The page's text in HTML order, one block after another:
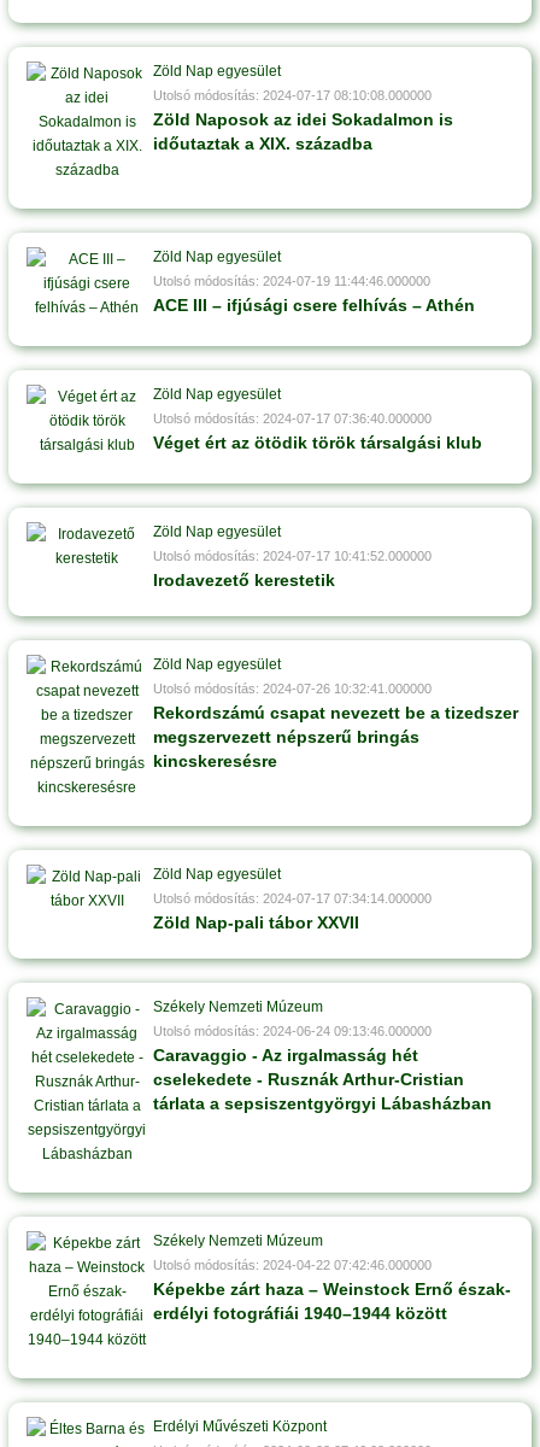
Zöld Nap egyesület
Utolsó módosítás: 2024-07-17 08:10:08.000000
Zöld Naposok az idei Sokadalmon is
időutaztak a XIX. századba
Zöld Nap egyesület
Utolsó módosítás: 2024-07-19 11:44:46.000000
ACE III – ifjúsági csere felhívás – Athén
Zöld Nap egyesület
Utolsó módosítás: 2024-07-17 07:36:40.000000
Véget ért az ötödik török társalgási klub
Zöld Nap egyesület
Utolsó módosítás: 2024-07-17 10:41:52.000000
Irodavezető kerestetik
Zöld Nap egyesület
Utolsó módosítás: 2024-07-26 10:32:41.000000
Rekordszámú csapat nevezett be a tizedszer
megszervezett népszerű bringás
kincskeresésre
Zöld Nap egyesület
Utolsó módosítás: 2024-07-17 07:34:14.000000
Zöld Nap-pali tábor XXVII
Székely Nemzeti Múzeum
Utolsó módosítás: 2024-06-24 09:13:46.000000
Caravaggio - Az irgalmasság hét
cselekedete - Rusznák Arthur-Cristian
tárlata a sepsiszentgyörgyi Lábasházban
Székely Nemzeti Múzeum
Utolsó módosítás: 2024-04-22 07:42:46.000000
Képekbe zárt haza – Weinstock Ernő észak-
erdélyi fotográfiái 1940–1944 között
Erdélyi Művészeti Központ